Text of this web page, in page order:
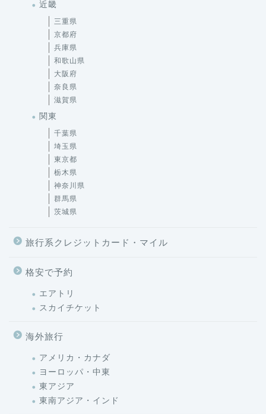
近畿
三重県
京都府
兵庫県
和歌山県
大阪府
奈良県
滋賀県
関東
千葉県
埼玉県
東京都
栃木県
神奈川県
群馬県
茨城県
旅行系クレジットカード・マイル
格安で予約
エアトリ
スカイチケット
海外旅行
アメリカ・カナダ
ヨーロッパ・中東
東アジア
東南アジア・インド